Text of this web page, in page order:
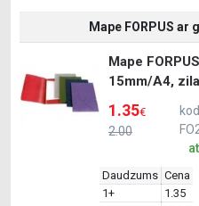
Mape FORPUS ar
Mape
15mm/A4, zila
2.00
1.35€
Daudzums Cena
1+
1.35